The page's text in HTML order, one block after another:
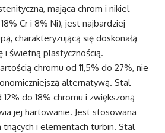
mająca chrom i nikiel
Cr i 8% Ni), jest najbardziej
charakteryzującą się doskonałą
i świetną plastycznością.
chromu od 11,5% do 27%, nie
alternatywą. Stal
do 18% chromu i zwiększoną
jej hartowanie. Jest stosowana
tnących i elementach turbin. Stal